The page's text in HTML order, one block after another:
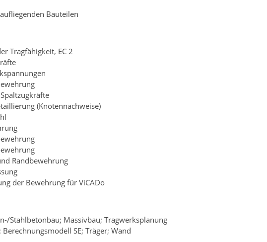
Bauteilen
Tragfähigkeit, EC 2
(Knotennachweise)
Randbewehrung
der Bewehrung für ViCADo
Stahlbetonbau; Massivbau; Tragwerksplanung
SE; Träger; Wand